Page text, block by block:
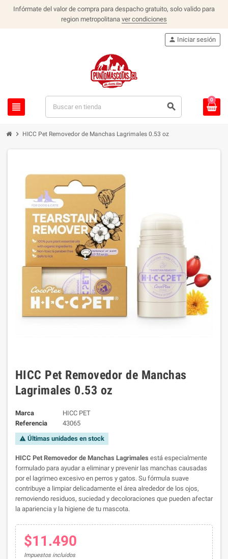
Infórmate del valor de compra para despacho gratuito, solo valido para
region metropolitana ver condiciones
view_headline search
person Iniciar sesión
0
chevron_right HICC Pet Removedor de Manchas Lagrimales 0.53 oz
HICC Pet Removedor de Manchas
Lagrimales 0.53 oz
Marca
HICC PET
Referencia
43065
warning Últimas unidades en stock
HICC Pet Removedor de Manchas Lagrimales está especialmente
formulado para ayudar a eliminar y prevenir las manchas causadas
por el lagrimeo excesivo en perros y gatos. Su fórmula suave
contribuye a limpiar delicadamente el área alrededor de los ojos,
removiendo residuos, suciedad y decoloraciones que pueden afectar
la apariencia y la higiene de tu mascota.
$11.490
Impuestos incluidos